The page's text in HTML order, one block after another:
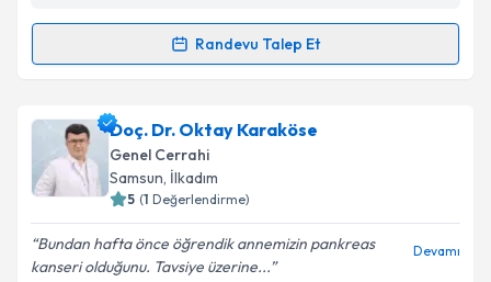
Randevu Talep Et
Randevu Takvimi Talebi
Prof. Dr. Recep Aktimuriçin randevu takvimi talebi
oluşturun. Size bu uzmandan randevu almanız için bir
takvim hazırlandığında e-posta ile bilgilendireceğiz.
Doç. Dr. Oktay Karaköse
Genel Cerrahi
Samsun, İlkadım
5 (1 Değerlendirme)
Bundan hafta önce öğrendik annemizin pankreas
kanseri olduğunu. Tavsiye üzerine...
Devamı